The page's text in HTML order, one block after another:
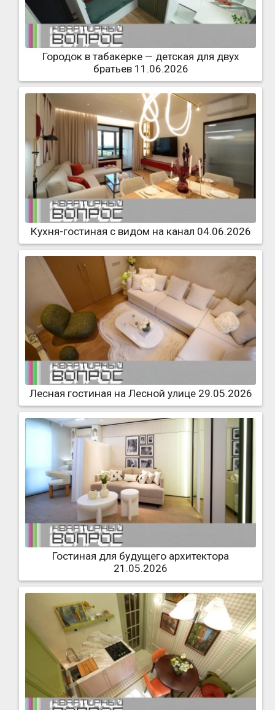
Городок в табакерке — детская для двух
братьев 11.06.2026
Кухня-гостиная с видом на канал 04.06.2026
Лесная гостиная на Лесной улице 29.05.2026
Гостиная для будущего архитектора
21.05.2026